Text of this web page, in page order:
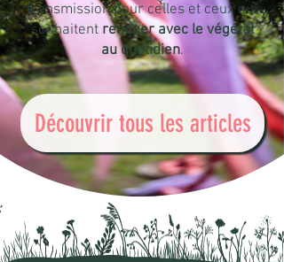
transmission pour celles et ceux qui
souhaitent renouer avec le végétal
au quotidien.
Découvrir tous les articles